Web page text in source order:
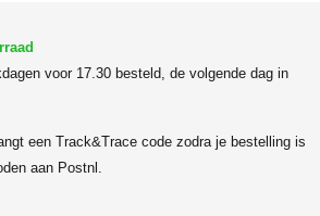
voor 17.30 besteld, de volgende dag in
een Track&Trace code zodra je bestelling is
aan Postnl.